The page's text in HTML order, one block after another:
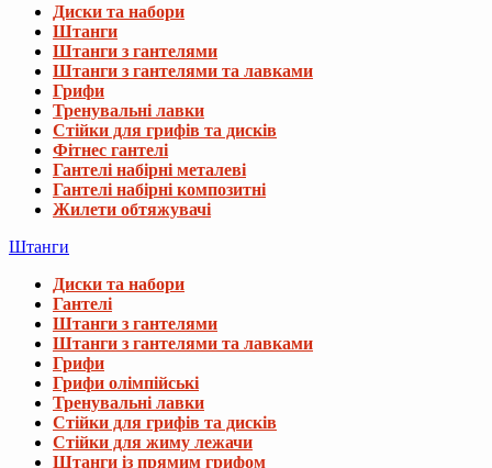
Диски та набори
Штанги
Штанги з гантелями
Штанги з гантелями та лавками
Грифи
Тренувальні лавки
Стійки для грифів та дисків
Фітнес гантелі
Гантелі набірні металеві
Гантелі набірні композитні
Жилети обтяжувачі
Штанги
Диски та набори
Гантелі
Штанги з гантелями
Штанги з гантелями та лавками
Грифи
Грифи олімпійські
Тренувальні лавки
Стійки для грифів та дисків
Стійки для жиму лежачи
Штанги із прямим грифом